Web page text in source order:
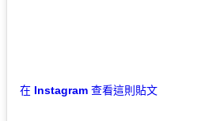
在 Instagram 查看這則貼文